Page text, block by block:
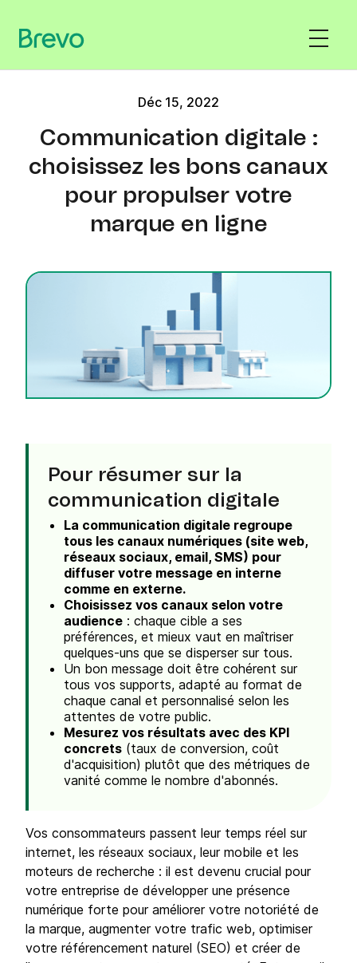
Déc 15, 2022
Communication digitale :
choisissez les bons canaux
pour propulser votre
marque en ligne
Pour résumer sur la
communication digitale
La communication digitale regroupe
tous les canaux numériques (site web,
réseaux sociaux, email, SMS) pour
diffuser votre message en interne
comme en externe.
Choisissez vos canaux selon votre
audience : chaque cible a ses
préférences, et mieux vaut en maîtriser
quelques-uns que se disperser sur tous.
Un bon message doit être cohérent sur
tous vos supports, adapté au format de
chaque canal et personnalisé selon les
attentes de votre public.
Mesurez vos résultats avec des KPI
concrets (taux de conversion, coût
d'acquisition) plutôt que des métriques de
vanité comme le nombre d'abonnés.
Vos consommateurs passent leur temps réel sur
internet, les réseaux sociaux, leur mobile et les
moteurs de recherche : il est devenu crucial pour
votre entreprise de développer une présence
numérique forte pour améliorer votre notoriété de
la marque, augmenter votre trafic web, optimiser
votre référencement naturel (SEO) et créer de